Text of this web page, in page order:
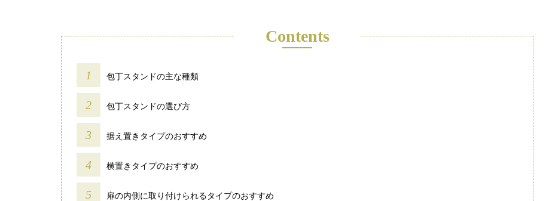
Contents
包丁スタンドの主な種類
包丁スタンドの選び方
据え置きタイプのおすすめ
横置きタイプのおすすめ
扉の内側に取り付けられるタイプのおすすめ